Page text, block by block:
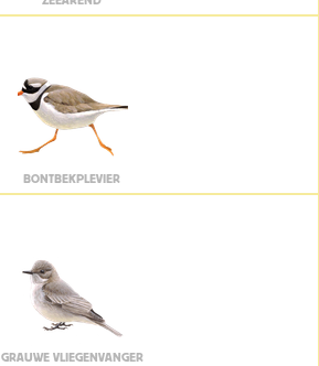
BONTBEKPLEVIER
GRAUWE VLIEGENVANGER